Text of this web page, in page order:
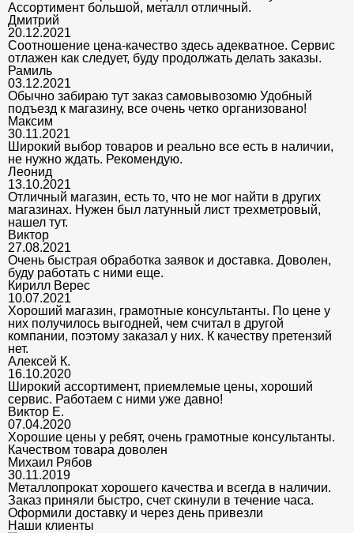
Ассортимент большой, металл отличный.
Дмитрий
20.12.2021
Соотношение цена-качество здесь адекватное. Сервис
отлажен как следует, буду продолжать делать заказы.
Рамиль
03.12.2021
Обычно забираю тут заказ самовывозомю Удобный
подъезд к магазину, все очень четко организовано!
Максим
30.11.2021
Широкий выбор товаров и реально все есть в наличии,
не нужно ждать. Рекомендую.
Леонид
13.10.2021
Отличный магазин, есть то, что не мог найти в других
магазинах. Нужен был латунный лист трехметровый,
нашел тут.
Виктор
27.08.2021
Очень быстрая обработка заявок и доставка. Доволен,
буду работать с ними еще.
Кирилл Верес
10.07.2021
Хороший магазин, грамотные консультанты. По цене у
них получилось выгодней, чем считал в другой
компании, поэтому заказал у них. К качеству претензий
нет.
Алексей К.
16.10.2020
Широкий ассортимент, приемлемые цены, хороший
сервис. Работаем с ними уже давно!
Виктор Е.
07.04.2020
Хорошие цены у ребят, очень грамотные консультанты.
Качеством товара доволен
Михаил Рябов
30.11.2019
Металлопрокат хорошего качества и всегда в наличии.
Заказ приняли быстро, счет скинули в течение часа.
Оформили доставку и через день привезли
Наши клиенты